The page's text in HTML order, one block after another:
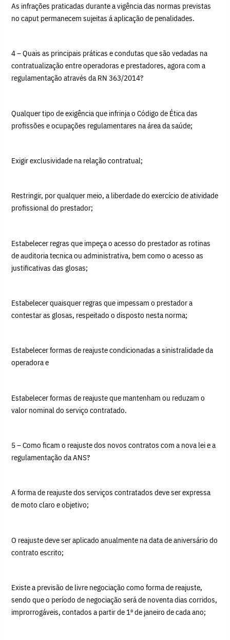
As infrações praticadas durante a vigência das normas previstas
no caput permanecem sujeitas á aplicação de penalidades.
4 – Quais as principais práticas e condutas que são vedadas na
contratualização entre operadoras e prestadores, agora com a
regulamentação através da RN 363/2014?
Qualquer tipo de exigência que infrinja o Código de Ética das
profissões e ocupações regulamentares na área da saúde;
Exigir exclusividade na relação contratual;
Restringir, por qualquer meio, a liberdade do exercício de atividade
profissional do prestador;
Estabelecer regras que impeça o acesso do prestador as rotinas
de auditoria tecnica ou administrativa, bem como o acesso as
justificativas das glosas;
Estabelecer quaisquer regras que impessam o prestador a
contestar as glosas, respeitado o disposto nesta norma;
Estabelecer formas de reajuste condicionadas a sinistralidade da
operadora e
Estabelecer formas de reajuste que mantenham ou reduzam o
valor nominal do serviço contratado.
5 – Como ficam o reajuste dos novos contratos com a nova lei e a
regulamentação da ANS?
A forma de reajuste dos serviços contratados deve ser expressa
de moto claro e objetivo;
O reajuste deve ser aplicado anualmente na data de aniversário do
contrato escrito;
Existe a previsão de livre negociação como forma de reajuste,
sendo que o período de negociação será de noventa dias corridos,
improrrogáveis, contados a partir de 1º de janeiro de cada ano;